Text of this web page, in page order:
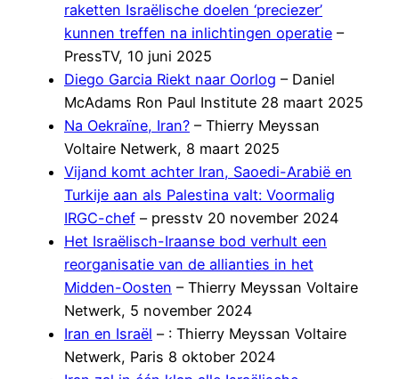
raketten Israëlische doelen ‘preciezer’
kunnen treffen na inlichtingen operatie –
PressTV, 10 juni 2025
Diego Garcia Riekt naar Oorlog – Daniel
McAdams Ron Paul Institute 28 maart 2025
Na Oekraïne, Iran? – Thierry Meyssan
Voltaire Netwerk, 8 maart 2025
Vijand komt achter Iran, Saoedi-Arabië en
Turkije aan als Palestina valt: Voormalig
IRGC-chef – presstv 20 november 2024
Het Israëlisch-Iraanse bod verhult een
reorganisatie van de allianties in het
Midden-Oosten – Thierry Meyssan Voltaire
Netwerk, 5 november 2024
Iran en Israël – : Thierry Meyssan Voltaire
Netwerk, Paris 8 oktober 2024